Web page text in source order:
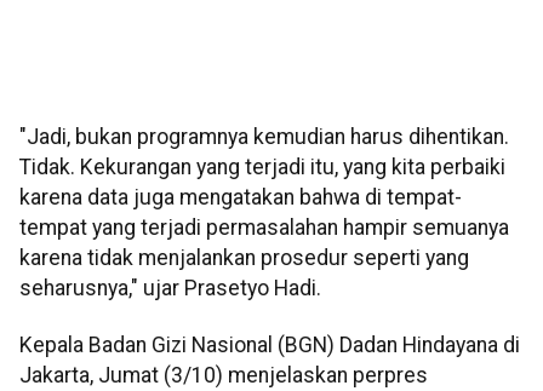
"Jadi, bukan programnya kemudian harus dihentikan.
Tidak. Kekurangan yang terjadi itu, yang kita perbaiki
karena data juga mengatakan bahwa di tempat-
tempat yang terjadi permasalahan hampir semuanya
karena tidak menjalankan prosedur seperti yang
seharusnya," ujar Prasetyo Hadi.
Kepala Badan Gizi Nasional (BGN) Dadan Hindayana di
Jakarta, Jumat (3/10) menjelaskan perpres